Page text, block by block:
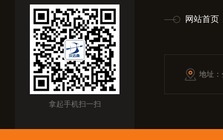
拿起手机扫一扫
网站首页
地址